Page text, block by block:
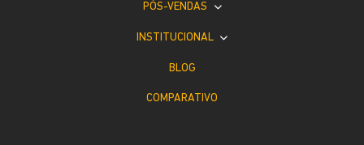
PÓS-VENDAS
INSTITUCIONAL
BLOG
COMPARATIVO